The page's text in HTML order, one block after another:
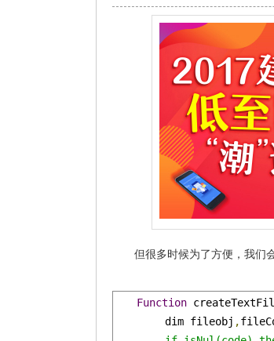
但很多时候为了方便，我们
Function
	dim fileobj
,